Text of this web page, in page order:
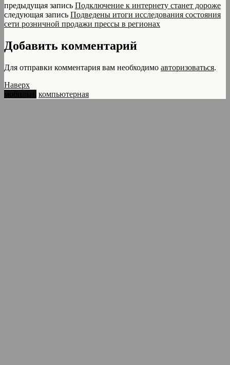
предыдущая запись Подключение к интернету станет дороже
следующая запись Подведены итоги исследования состояния
сети розничной продажи прессы в регионах
Добавить комментарий
Для отправки комментария вам необходимо авторизоваться.
Наверх
компьютерная